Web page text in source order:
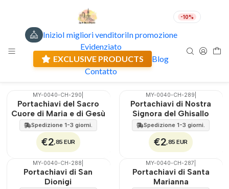
-10%
InizioI migliori venditoriIn promozione
Evidenziato
EXCLUSIVE PRODUCTS
Blog
Contatto
EUR Portachiavi
Filtri
🇵🇹
MY-0040-CH-290
Portachiavi del Sacro
Cuore di Maria e di Gesù
Spedizione 1-3 giorni.
€2,85 EUR
🇵🇹
MY-0040-CH-289
Portachiavi di Nostra
Signora del Ghisallo
Spedizione 1-3 giorni.
€2,85 EUR
🇵🇹
MY-0040-CH-288
Portachiavi di San
Dionigi
🇵🇹
MY-0040-CH-287
Portachiavi di Santa
Marianna